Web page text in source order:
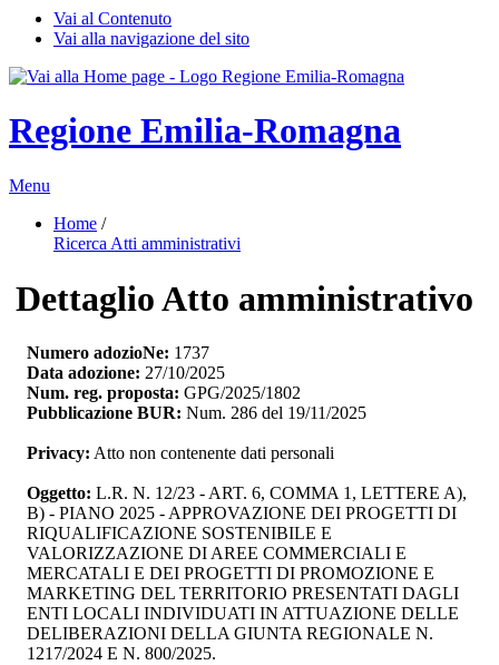
Vai al Contenuto
Vai alla navigazione del sito
Regione Emilia-Romagna
Menu
Home /
Ricerca Atti amministrativi
Dettaglio Atto amministrativo
Numero adozioNe: 1737
Data adozione: 27/10/2025
Num. reg. proposta: GPG/2025/1802
Pubblicazione BUR: Num. 286 del 19/11/2025
Privacy: Atto non contenente dati personali
Oggetto: L.R. N. 12/23 - ART. 6, COMMA 1, LETTERE A),
B) - PIANO 2025 - APPROVAZIONE DEI PROGETTI DI
RIQUALIFICAZIONE SOSTENIBILE E
VALORIZZAZIONE DI AREE COMMERCIALI E
MERCATALI E DEI PROGETTI DI PROMOZIONE E
MARKETING DEL TERRITORIO PRESENTATI DAGLI
ENTI LOCALI INDIVIDUATI IN ATTUAZIONE DELLE
DELIBERAZIONI DELLA GIUNTA REGIONALE N.
1217/2024 E N. 800/2025.